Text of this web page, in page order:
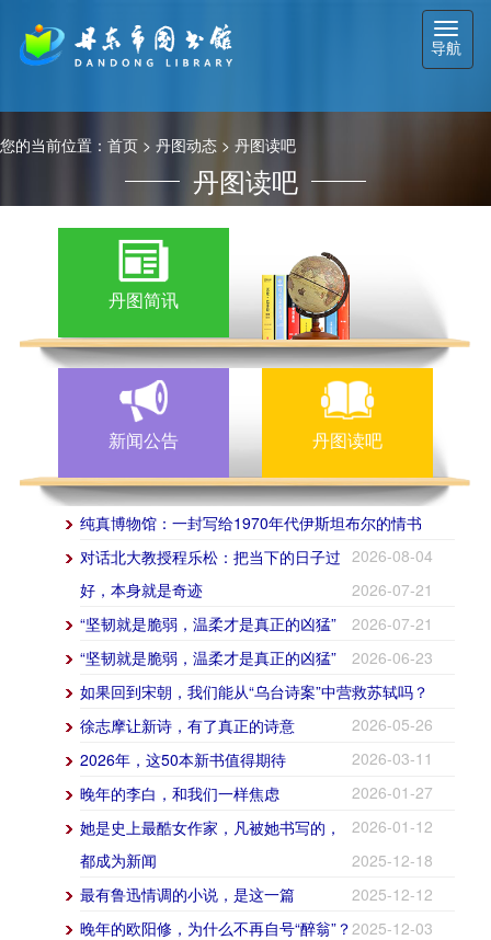
切
换
导
导航
您的当前位置： 首页 > 丹图动态 > 丹图读吧
丹图读吧
丹图简讯
新闻公告 丹图读吧
纯真博物馆：一封写给1970年代伊斯坦布尔的情书
2026-08-04
对话北大教授程乐松：把当下的日子过
好，本身就是奇迹
2026-07-21
“坚韧就是脆弱，温柔才是真正的凶猛”
2026-07-21
“坚韧就是脆弱，温柔才是真正的凶猛”
2026-06-23
如果回到宋朝，我们能从“乌台诗案”中营救苏轼吗？
2026-05-26
徐志摩让新诗，有了真正的诗意
2026-03-11
2026年，这50本新书值得期待
2026-01-27
晚年的李白，和我们一样焦虑
2026-01-12
她是史上最酷女作家，凡被她书写的，
都成为新闻
2025-12-18
最有鲁迅情调的小说，是这一篇
2025-12-12
晚年的欧阳修，为什么不再自号“醉翁”？2025-12-03